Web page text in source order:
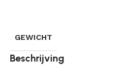
GEWICHT
Beschrijving